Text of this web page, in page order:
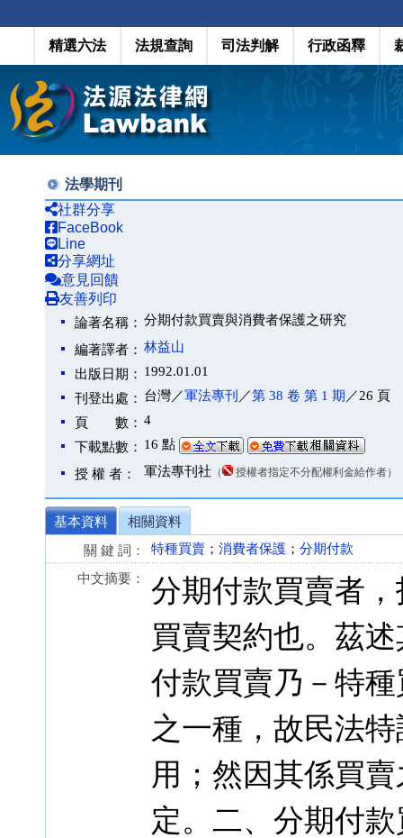
精選六法 法規查詢 司法判解 行政函釋
法學期刊
社群分享
FaceBook
Line
分享網址
意見回饋
友善列印
論著名稱： 分期付款買賣與消費者保護之研究
編著譯者： 林益山
出版日期： 1992.01.01
刊登出處： 台灣／軍法專刊 ／第 38 卷 第 1 期 ／26 頁
頁 數： 4
下載點數： 16 點
授 權 者： 軍法專刊社 （ 授權者指定不分配權利金給作者）
基本資料
相關資料
關 鍵 詞：
特種買賣 ； 消費者保護 ； 分期付款
中文摘要：
分期付款買賣者
買賣契約也。茲
付款買賣乃－特
之一種，故民法
用；然因其係買
定。二、分期付